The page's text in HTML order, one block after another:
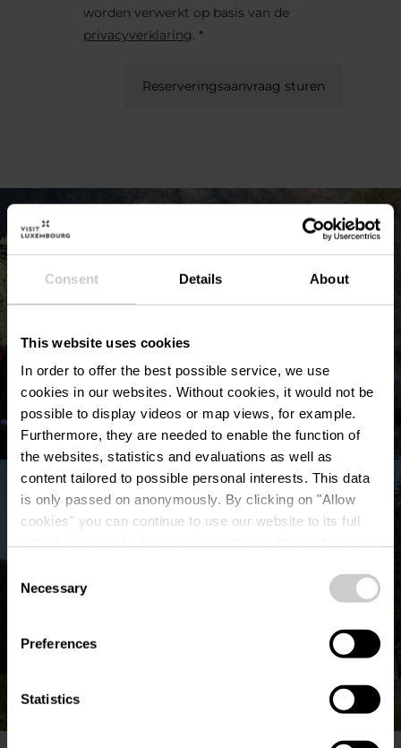
Consent Details About
This website uses cookies
In order to offer the best possible service, we use
cookies in our websites. Without cookies, it would not be
possible to display videos or map views, for example.
Furthermore, they are needed to enable the function of
the websites, statistics and evaluations as well as
content tailored to possible personal interests. This data
is only passed on anonymously. By clicking on "Allow
cookies" you can continue to use our website to its full
time.
Selection
Necessary
Preferences
Statistics
worden verwerkt op basis van de
privacyverklaring. *
Reserveringsaanvraag sturen
Om deze video van derden te bekijken, moet je de